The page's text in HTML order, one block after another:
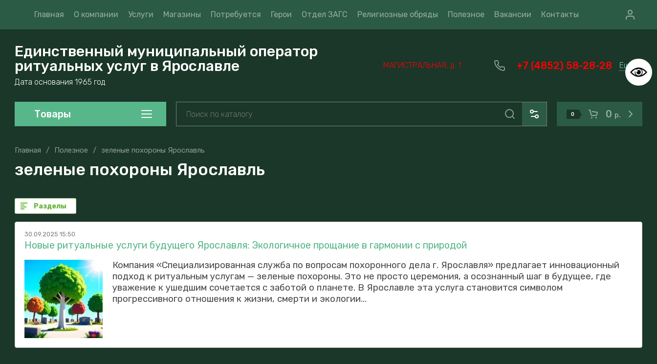
Главная О компании Услуги Магазины Потребуется Герои Отдел ЗАГС Религиозные обряды Полезное Вакансии Контакты
Единственный муниципальный оператор
ритуальных услуг в Ярославле
Дата основания 1965 год
МАГИСТРАЛЬНАЯ, д. 1 +7 (4852) 58-28-28 Еще
0 0 р.
Товары
Главная / Полезное / зеленые похороны Ярославль
зеленые похороны Ярославль
Разделы
30.09.2025 15:50
Новые ритуальные услуги будущего Ярославля: Экологичное прощание в гармонии с природой
Компания «Специализированная служба по вопросам похоронного дела г. Ярославля» предлагает инновационный
подход к ритуальным услугам — зеленые похороны. Это не просто церемония, а осознанный шаг в будущее, где
уважение к ушедшим сочетается с заботой о планете. В Ярославле эта услуга становится символом
прогрессивного отношения к жизни, смерти и экологии...